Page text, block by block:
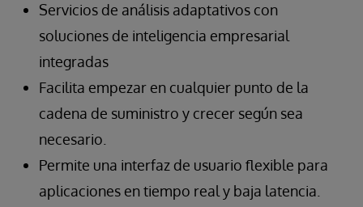
Servicios de análisis adaptativos con
soluciones de inteligencia empresarial
integradas
Facilita empezar en cualquier punto de la
cadena de suministro y crecer según sea
necesario.
Permite una interfaz de usuario flexible para
aplicaciones en tiempo real y baja latencia.